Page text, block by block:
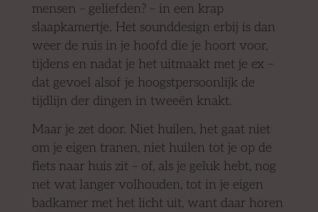
mensen – geliefden? – in een krap
slaapkamertje. Het sounddesign erbij is dan
weer de ruis in je hoofd die je hoort voor,
tijdens en nadat je het uitmaakt met je ex –
dat gevoel alsof je hoogstpersoonlijk de
tijdlijn der dingen in tweeën knakt.
Maar je zet door. Niet huilen, het gaat niet
om je eigen tranen, niet huilen tot je op de
fiets naar huis zit – of, als je geluk hebt, nog
net wat langer volhouden, tot in je eigen
badkamer met het licht uit, want daar horen